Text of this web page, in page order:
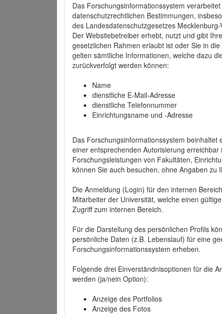
Das Forschungsinformationssystem
datenschutzrechtlichen Bestimmungen,
des Landesdatenschutzgesetzes
Der Websitebetreiber erhebt, nutzt und gibt
gesetzlichen Rahmen erlaubt ist oder Sie in
gelten sämtliche Informationen, welche dazu
zurückverfolgt werden können:
Name
dienstliche E-Mail-Adresse
dienstliche Telefonnummer
Einrichtungsname und -Adresse
Das Forschungsinformationssystem beinhaltet
einer entsprechenden Autorisierung
Forschungsleistungen von Fakultäten,
können Sie auch besuchen, ohne Angaben zu
Die Anmeldung (Login) für den internen
Mitarbeiter der Universität, welche einen
Zugriff zum internen Bereich.
Für die Darstellung des persönlichen Profils
persönliche Daten (z.B. Lebenslauf) für eine
Forschungsinformationssystem erheben.
Folgende drei Einverständnisoptionen für die
werden (ja/nein Option):
Anzeige des Portfolios
Anzeige des Fotos